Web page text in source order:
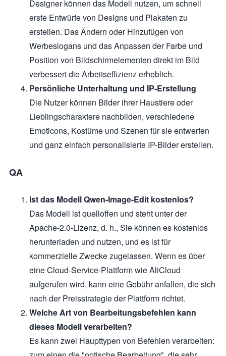
Designer können das Modell nutzen, um schnell
erste Entwürfe von Designs und Plakaten zu
erstellen. Das Ändern oder Hinzufügen von
Werbeslogans und das Anpassen der Farbe und
Position von Bildschirmelementen direkt im Bild
verbessert die Arbeitseffizienz erheblich.
Persönliche Unterhaltung und IP-Erstellung
Die Nutzer können Bilder ihrer Haustiere oder
Lieblingscharaktere nachbilden, verschiedene
Emoticons, Kostüme und Szenen für sie entwerfen
und ganz einfach personalisierte IP-Bilder erstellen.
QA
Ist das Modell Qwen-Image-Edit kostenlos?
Das Modell ist quelloffen und steht unter der
Apache-2.0-Lizenz, d. h., Sie können es kostenlos
herunterladen und nutzen, und es ist für
kommerzielle Zwecke zugelassen. Wenn es über
eine Cloud-Service-Plattform wie AliCloud
aufgerufen wird, kann eine Gebühr anfallen, die sich
nach der Preisstrategie der Plattform richtet.
Welche Art von Bearbeitungsbefehlen kann
dieses Modell verarbeiten?
Es kann zwei Haupttypen von Befehlen verarbeiten: